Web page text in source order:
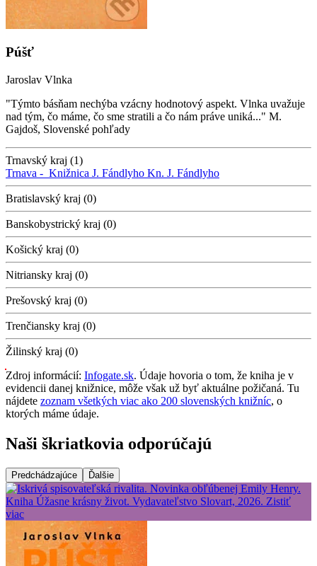
Púšť
Jaroslav Vlnka
"Týmto básňam nechýba vzácny hodnotový aspekt. Vlnka uvažuje
nad tým, čo máme, čo sme stratili a čo nám práve uniká..." M.
Gajdoš, Slovenské pohľady
Trnavský kraj (1)
Trnava - Knižnica J. Fándlyho Kn. J. Fándlyho
Bratislavský kraj (0)
Banskobystrický kraj (0)
Košický kraj (0)
Nitriansky kraj (0)
Prešovský kraj (0)
Trenčiansky kraj (0)
Žilinský kraj (0)
Zdroj informácií: Infogate.sk. Údaje hovoria o tom, že kniha je v
evidencii danej knižnice, môže však už byť aktuálne požičaná. Tu
nájdete zoznam všetkých viac ako 200 slovenských knižníc, o
ktorých máme údaje.
Naši škriatkovia odporúčajú
Predchádzajúce Ďalšie